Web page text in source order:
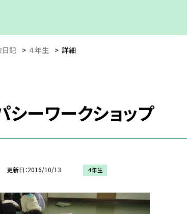
日記 > ４年生 > 詳細
シーワークショップ
更新日 2016/10/13 ４年生